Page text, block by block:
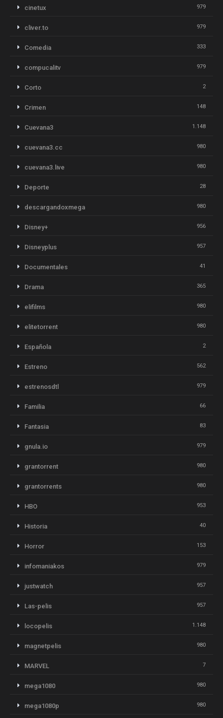
cinetux 979
cliver.to 979
Comedia 333
compucalitv 979
Corto 2
Crimen 148
Cuevana3 1.148
cuevana3.cc 980
cuevana3.live 980
Deporte 28
descargandoxmega 980
Disney+ 956
Disneyplus 957
Documentales 41
Drama 365
elifilms 980
elitetorrent 980
Española 2
Estreno 562
estrenosdtl 979
Familia 66
Fantasia 83
gnula.io 979
grantorrent 980
grantorrents 980
HBO 953
Historia 40
Horror 153
infomaniakos 979
justwatch 957
Las-pelis 957
locopelis 1.148
magnetpelis 980
MARVEL 7
mega1080 980
mega1080p 980